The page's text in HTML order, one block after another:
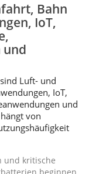
Bahn
IoT,
und
sind Luft- und
IoT,
und
von
und kritische